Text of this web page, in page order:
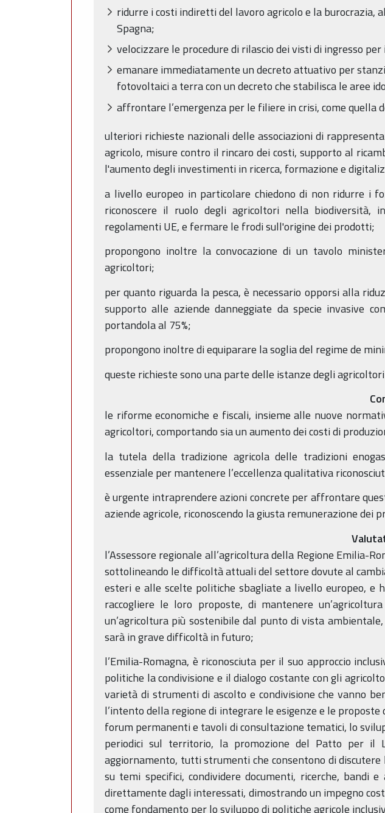
ridurre i costi indiretti del lavoro agricolo e la burocrazia,
Spagna;
velocizzare le procedure di rilascio dei visti di ingresso
emanare immediatamente un decreto attuativo per
fotovoltaici a terra con un decreto che stabilisca le aree
affrontare l’emergenza per le filiere in crisi, come quella
ulteriori richieste nazionali delle associazioni di
agricolo, misure contro il rincaro dei costi, supporto al
l'aumento degli investimenti in ricerca, formazione e
a livello europeo in particolare chiedono di non ridurre i
riconoscere il ruolo degli agricoltori nella
regolamenti UE, e fermare le frodi sull'origine dei prodotti;
propongono inoltre la convocazione di un tavolo
agricoltori;
per quanto riguarda la pesca, è necessario opporsi alla
supporto alle aziende danneggiate da specie invasive
portandola al 75%;
propongono inoltre di equiparare la soglia del regime de
queste richieste sono una parte delle istanze degli
le riforme economiche e fiscali, insieme alle nuove
agricoltori, comportando sia un aumento dei costi di
la tutela della tradizione agricola delle tradizioni
essenziale per mantenere l’eccellenza qualitativa
è urgente intraprendere azioni concrete per affrontare
aziende agricole, riconoscendo la giusta remunerazione dei
l’Assessore regionale all’agricoltura della Regione Emilia-
sottolineando le difficoltà attuali del settore dovute al
esteri e alle scelte politiche sbagliate a livello europeo, e
raccogliere le loro proposte, di mantenere
un’agricoltura più sostenibile dal punto di vista
sarà in grave difficoltà in futuro;
l’Emilia-Romagna, è riconosciuta per il suo approccio
politiche la condivisione e il dialogo costante con gli
varietà di strumenti di ascolto e condivisione che vanno
l’intento della regione di integrare le esigenze e le
forum permanenti e tavoli di consultazione tematici, lo
periodici sul territorio, la promozione del Patto per il
aggiornamento, tutti strumenti che consentono di
su temi specifici, condividere documenti, ricerche, bandi
direttamente dagli interessati, dimostrando un impegno
come fondamento per lo sviluppo di politiche agricole